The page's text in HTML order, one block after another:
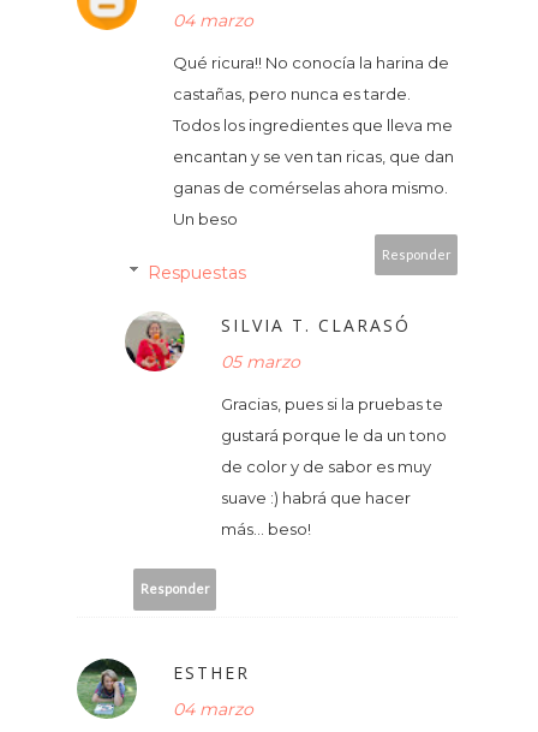
04 marzo
Qué ricura!! No conocía la harina de
castañas, pero nunca es tarde.
Todos los ingredientes que lleva me
encantan y se ven tan ricas, que dan
ganas de comérselas ahora mismo.
Un beso
Responder
Respuestas
SILVIA T. CLARASÓ
05 marzo
Gracias, pues si la pruebas te
gustará porque le da un tono
de color y de sabor es muy
suave :) habrá que hacer
más... beso!
Responder
ESTHER
04 marzo